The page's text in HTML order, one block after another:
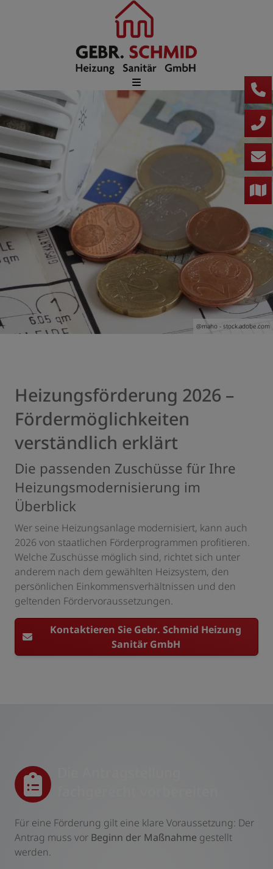
@maho - stock.adobe.com
Heizungsförderung 2026 –
Fördermöglichkeiten
verständlich erklärt
Die passenden Zuschüsse für Ihre
Heizungsmodernisierung im
Überblick
Wer seine Heizungsanlage modernisiert, kann auch
2026 von staatlichen Förderprogrammen profitieren.
Welche Zuschüsse möglich sind, richtet sich unter
anderem nach dem gewählten Heizsystem, den
persönlichen Einkommensverhältnissen und den
geltenden Fördervoraussetzungen.
Kontaktieren Sie Gebr. Schmid Heizung
Sanitär GmbH
Für eine Förderung gilt eine klare Voraussetzung: Der
Antrag muss vor Beginn der Maßnahme gestellt
werden.